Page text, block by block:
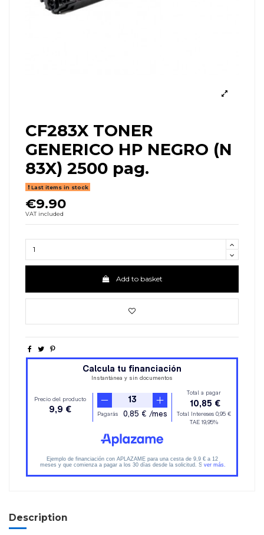
CF283X TONER
GENERICO HP NEGRO (N
83X) 2500 pag.
Last items in stock
€9.90
VAT included
Add to basket
Description